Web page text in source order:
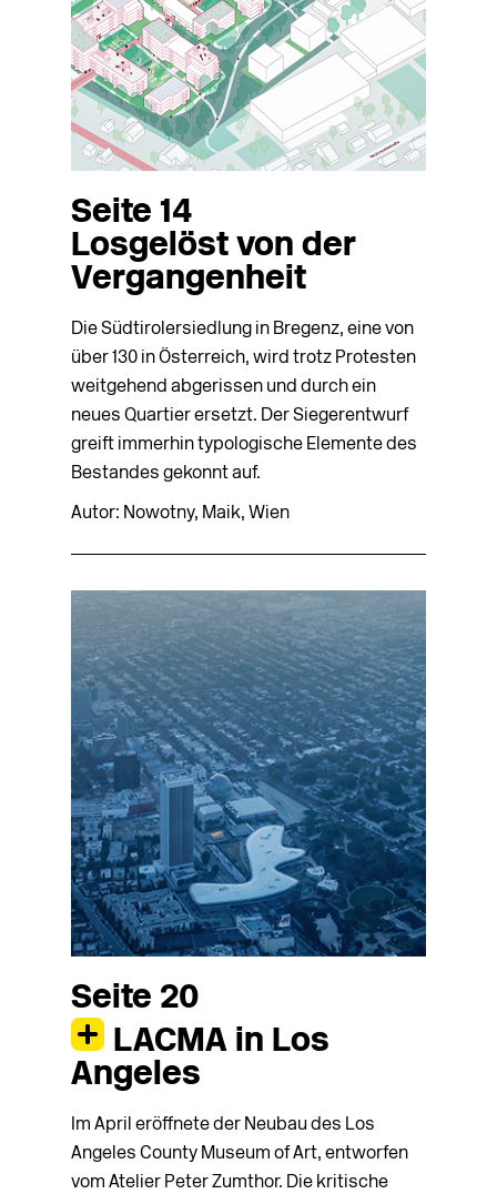
Seite 14
Losgelöst von der
Vergangenheit
Die Südtirolersiedlung in Bregenz, eine von
über 130 in Österreich, wird trotz Protesten
weitgehend abgerissen und durch ein
neues Quartier ersetzt. Der Siegerentwurf
greift immerhin typologische Elemente des
Bestandes gekonnt auf.
Autor: Nowotny, Maik, Wien
Seite 20
LACMA in Los
Angeles
Im April eröffnete der Neubau des Los
Angeles County Museum of Art, entworfen
vom Atelier Peter Zumthor. Die kritische